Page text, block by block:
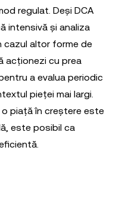
regulat. Deși DCA
intensivă și analiza
cazul altor forme de
acționezi cu prea
a evalua periodic
pieței mai largi.
piață în creștere este
este posibil ca